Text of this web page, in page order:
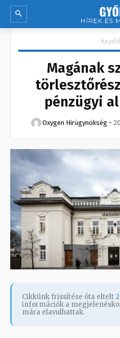
Magának
pénzügyi
Oxygen Hirügynökség -
Cikkünk frissítése óta eltelt
információk a
mára elavulhattak.